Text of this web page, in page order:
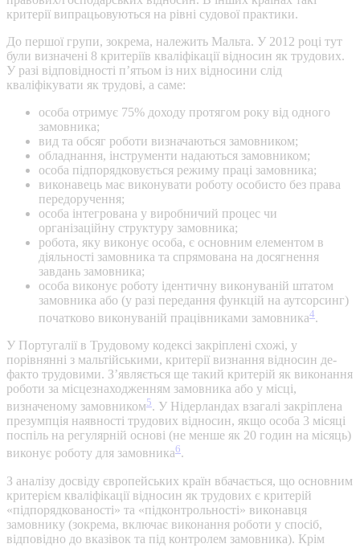
критерії випрацьовуються на рівні судової практики.
До першої групи, зокрема, належить Мальта. У 2012 році тут
були визначені 8 критеріїв кваліфікації відносин як трудових.
У разі відповідності п’ятьом із них відносини слід
кваліфікувати як трудові, а саме:
особа отримує 75% доходу протягом року від одного
замовника;
вид та обсяг роботи визначаються замовником;
обладнання, інструменти надаються замовником;
особа підпорядковується режиму праці замовника;
виконавець має виконувати роботу особисто без права
передоручення;
особа інтегрована у виробничий процес чи
організаційну структуру замовника;
робота, яку виконує особа, є основним елементом в
діяльності замовника та спрямована на досягнення
завдань замовника;
особа виконує роботу ідентичну виконуваній штатом
замовника або (у разі передання функцій на аутсорсинг)
початково виконуваній працівниками замовника4.
У Португалії в Трудовому кодексі закріплені схожі, у
порівнянні з мальтійськими, критерії визнання відносин де-
факто трудовими. З’являється ще такий критерій як виконання
роботи за місцезнаходженням замовника або у місці,
визначеному замовником5. У Нідерландах взагалі закріплена
презумпція наявності трудових відносин, якщо особа 3 місяці
поспіль на регулярній основі (не менше як 20 годин на місяць)
виконує роботу для замовника6.
З аналізу досвіду європейських країн вбачається, що основним
критерієм кваліфікації відносин як трудових є критерій
«підпорядкованості» та «підконтрольності» виконавця
замовнику (зокрема, включає виконання роботи у спосіб,
відповідно до вказівок та під контролем замовника). Крім